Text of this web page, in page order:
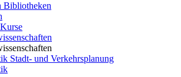
Bibliotheken
Stadt- und Verkehrsplanung